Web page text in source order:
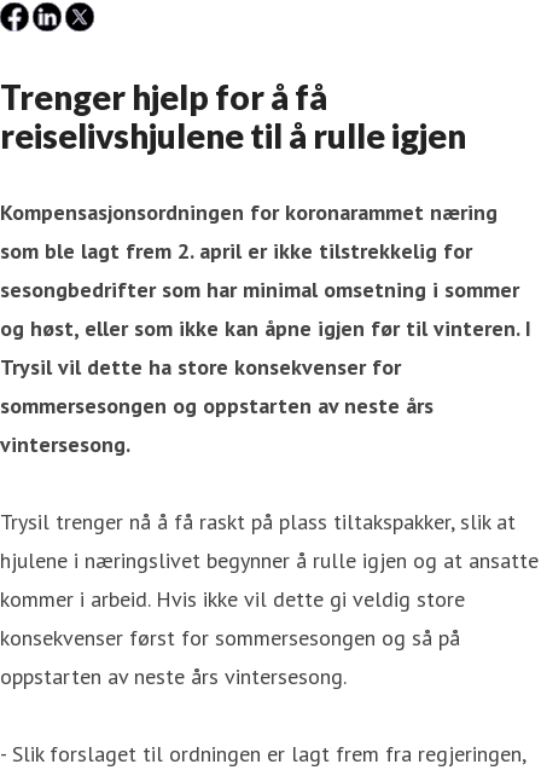
Trenger hjelp for å få
reiselivshjulene til å rulle igjen
Kompensasjonsordningen for koronarammet næring
som ble lagt frem 2. april er ikke tilstrekkelig for
sesongbedrifter som har minimal omsetning i sommer
og høst, eller som ikke kan åpne igjen før til vinteren. I
Trysil vil dette ha store konsekvenser for
sommersesongen og oppstarten av neste års
vintersesong.
Trysil trenger nå å få raskt på plass tiltakspakker, slik at
hjulene i næringslivet begynner å rulle igjen og at ansatte
kommer i arbeid. Hvis ikke vil dette gi veldig store
konsekvenser først for sommersesongen og så på
oppstarten av neste års vintersesong.
- Slik forslaget til ordningen er lagt frem fra regjeringen,